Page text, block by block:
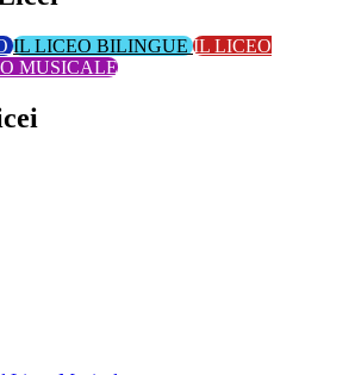
IL LICEO BILINGUEIL LICEO
MUSICALE